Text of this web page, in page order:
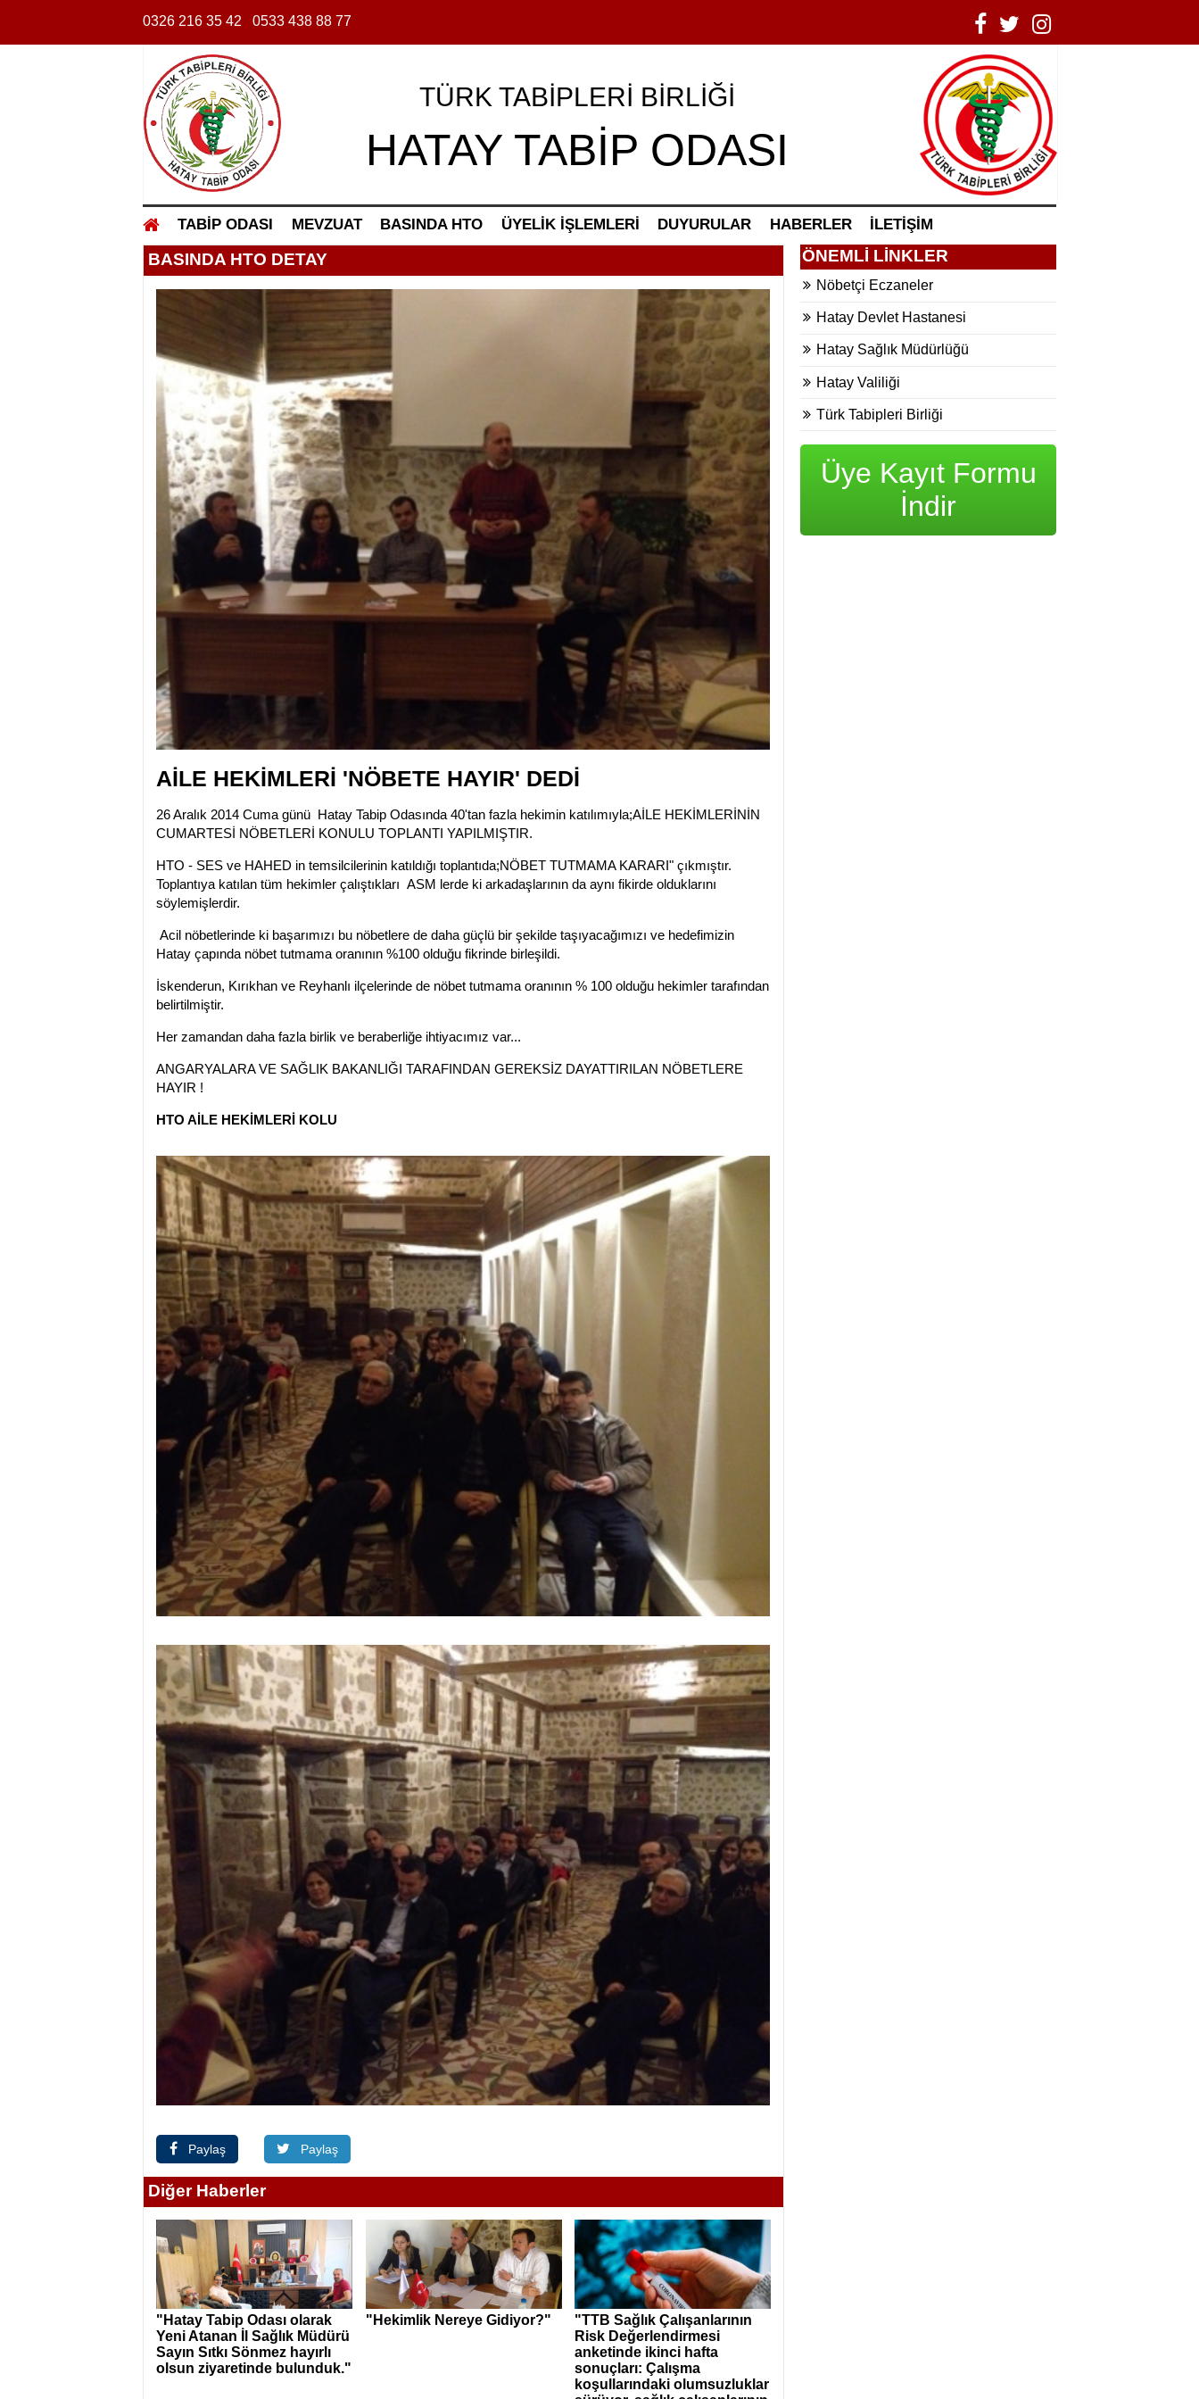
0326 216 35 42 0533 438 88 77
TÜRK TABİPLERİ BİRLİĞİ
HATAY TABİP ODASI
TABİP ODASI MEVZUAT BASINDA HTO ÜYELİK İŞLEMLERİ DUYURULAR HABERLER İLETİŞİM
BASINDA HTO DETAY
AİLE HEKİMLERİ 'NÖBETE HAYIR' DEDİ
26 Aralık 2014 Cuma günü Hatay Tabip Odasında 40'tan fazla hekimin katılımıyla;AİLE HEKİMLERİNİN
CUMARTESİ NÖBETLERİ KONULU TOPLANTI YAPILMIŞTIR.
HTO - SES ve HAHED in temsilcilerinin katıldığı toplantıda;NÖBET TUTMAMA KARARI" çıkmıştır.
Toplantıya katılan tüm hekimler çalıştıkları ASM lerde ki arkadaşlarının da aynı fikirde olduklarını
söylemişlerdir.
Acil nöbetlerinde ki başarımızı bu nöbetlere de daha güçlü bir şekilde taşıyacağımızı ve hedefimizin
Hatay çapında nöbet tutmama oranının %100 olduğu fikrinde birleşildi.
İskenderun, Kırıkhan ve Reyhanlı ilçelerinde de nöbet tutmama oranının % 100 olduğu hekimler tarafından
belirtilmiştir.
Her zamandan daha fazla birlik ve beraberliğe ihtiyacımız var...
ANGARYALARA VE SAĞLIK BAKANLIĞI TARAFINDAN GEREKSİZ DAYATTIRILAN NÖBETLERE
HAYIR !
HTO AİLE HEKİMLERİ KOLU
Paylaş Paylaş
Diğer Haberler
"Hatay Tabip Odası olarak
Yeni Atanan İl Sağlık Müdürü
Sayın Sıtkı Sönmez hayırlı
olsun ziyaretinde bulunduk."
"Hekimlik Nereye Gidiyor?"
"TTB Sağlık Çalışanlarının
Risk Değerlendirmesi
anketinde ikinci hafta
sonuçları: Çalışma
koşullarındaki olumsuzluklar
ÖNEMLİ LİNKLER
Nöbetçi Eczaneler
Hatay Devlet Hastanesi
Hatay Sağlık Müdürlüğü
Hatay Valiliği
Türk Tabipleri Birliği
Üye Kayıt Formu
İndir